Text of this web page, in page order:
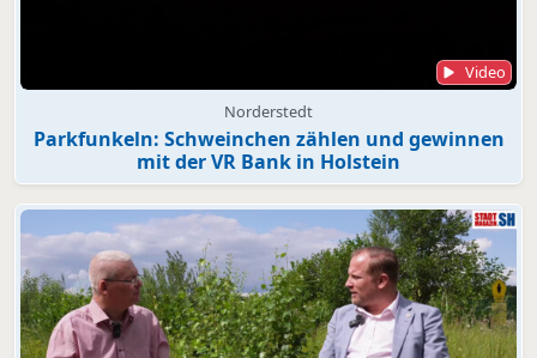
Video
Norderstedt
Parkfunkeln: Schweinchen zählen und gewinnen
mit der VR Bank in Holstein